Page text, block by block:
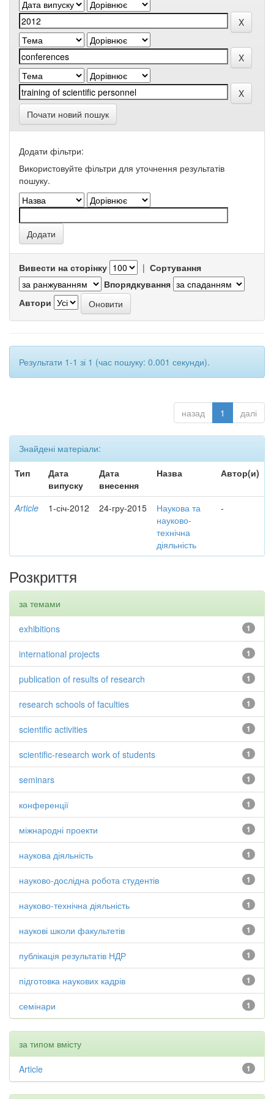
Почати новий пошук
Додати фільтри:
Використовуйте фільтри для уточнення результатів
пошуку.
Вивести на сторінку | Сортування
Впорядкування
Автори
Результати 1-1 зі 1 (час пошуку: 0.001 секунди).
назад 1 далі
Знайдені матеріали:
Тип
Дата
випуску
Дата
внесення
Назва Автор(и)
Article 1-січ-2012 24-гру-2015
Наукова та
науково-
технічна
діяльність
-
Розкриття
за темами
1
exhibitions
1
international projects
1
publication of results of research
1
research schools of faculties
1
scientific activities
1
scientific-research work of students
1
seminars
1
конференції
1
міжнародні проекти
1
наукова діяльність
1
науково-дослідна робота студентів
1
науково-технічна діяльність
1
наукові школи факультетів
1
публікація результатів НДР
1
підготовка наукових кадрів
1
семінари
за типом вмісту
1
Article